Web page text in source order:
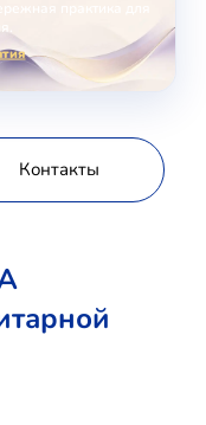
практика для
Контакты